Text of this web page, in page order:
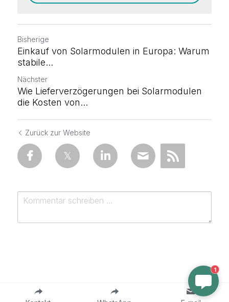
Bisherige
Einkauf von Solarmodulen in Europa: Warum
stabile...
Nächster
Wie Lieferverzögerungen bei Solarmodulen
die Kosten von...
Zurück zur Website
einreichen Abbrechen
1